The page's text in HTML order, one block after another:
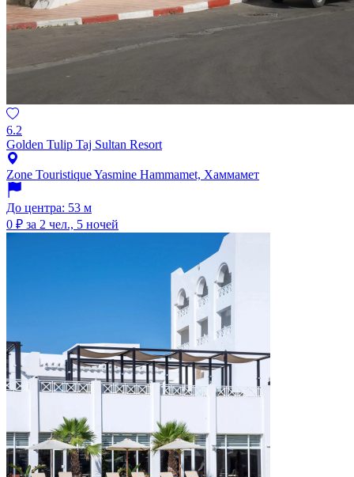
6.2
Golden Tulip Taj Sultan Resort
Zone Touristique Yasmine Hammamet, Хаммамет
До центра: 53 м
0 ₽ за 2 чел., 5 ночей